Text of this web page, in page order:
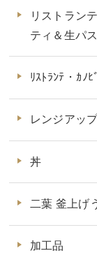
リストラン
ティ＆生パ
ﾘｽﾄﾗﾝﾃ・ｶﾉ
レンジアッ
丼
二葉 釜上げ
加工品